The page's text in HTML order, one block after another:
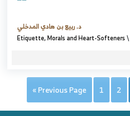
د. ربيع بن هادي المدخلي
Etiquette, Morals and Heart-Softeners\
« Previous Page 1 2